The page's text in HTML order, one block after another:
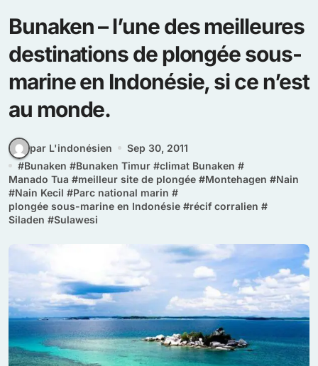
Bunaken – l’une des meilleures
destinations de plongée sous-
marine en Indonésie, si ce n’est
au monde.
par L'indonésien
Sep 30, 2011
#Bunaken #Bunaken Timur #climat Bunaken #
Manado Tua #meilleur site de plongée #Montehagen #Nain
#Nain Kecil #Parc national marin #
plongée sous-marine en Indonésie #récif corralien #
Siladen #Sulawesi